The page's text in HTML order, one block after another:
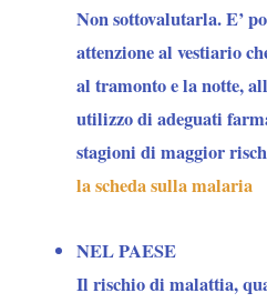
Non sottovalutarla. E’
attenzione al vestiario
al tramonto e la notte,
utilizzo di adeguati
stagioni di maggior
la scheda sulla malaria
NEL PAESE
Il rischio di malattia,